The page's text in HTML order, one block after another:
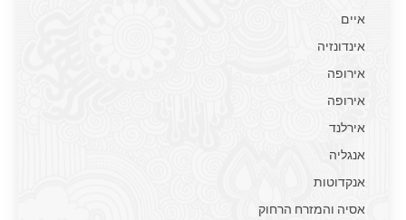
איים
אינדונזיה
אירופה
אירופה
אירלנד
אנגליה
אנקדוטות
אסיה והמזרח הרחוק